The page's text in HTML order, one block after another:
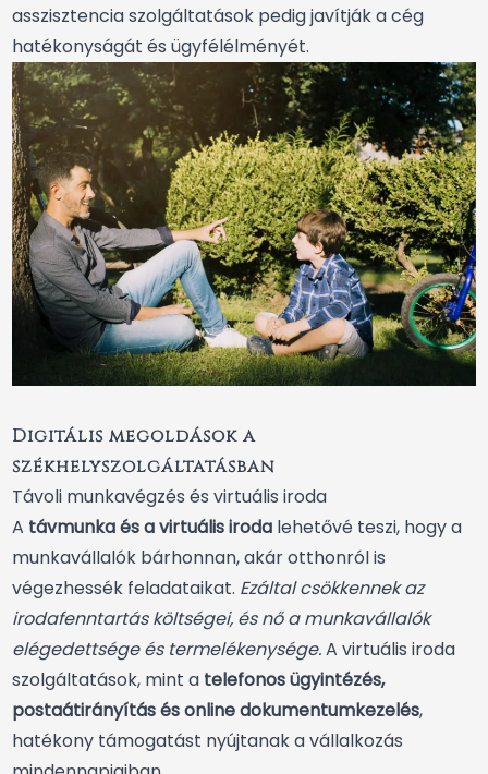
asszisztencia szolgáltatások pedig javítják a cég
hatékonyságát és ügyfélélményét.
Digitális megoldások a
székhelyszolgáltatásban
Távoli munkavégzés és virtuális iroda
A távmunka és a virtuális iroda lehetővé teszi, hogy a
munkavállalók bárhonnan, akár otthonról is
végezhessék feladataikat. Ezáltal csökkennek az
irodafenntartás költségei, és nő a munkavállalók
elégedettsége és termelékenysége.A virtuális iroda
szolgáltatások, mint a telefonos ügyintézés,
postaátirányítás és online dokumentumkezelés,
hatékony támogatást nyújtanak a vállalkozás